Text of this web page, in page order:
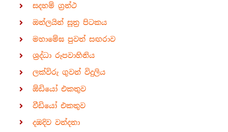
සදහම් ග්‍රන්ථ
ඔන්ලයින් සූත්‍ර පිටකය
මහාමේඝ පුවත් සඟරාව
ශ්‍රද්ධා රූපවාහිනිය
ලක්විරු ගුවන් විදුලිය
ඕඩියෝ එකතුව
වීඩියෝ එකතුව
දඹදිව වන්දනා